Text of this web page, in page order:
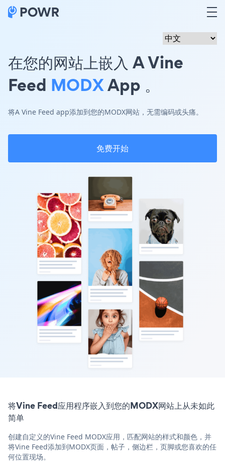
在您的网站上嵌入 A Vine
Feed MODXApp 。
将A Vine Feed app添加到您的MODX网站，无需编码或头痛。
免费开始
将Vine Feed应用程序嵌入到您的MODX网站上从未如此
简单
创建自定义的Vine Feed MODX应用，匹配网站的样式和颜色，并
将Vine Feed添加到MODX页面，帖子，侧边栏，页脚或您喜欢的任
何位置现场。